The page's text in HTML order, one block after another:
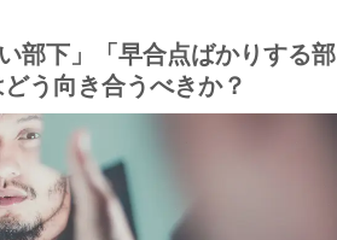
部下」「早合点ばかりする部
う向き合うべきか？